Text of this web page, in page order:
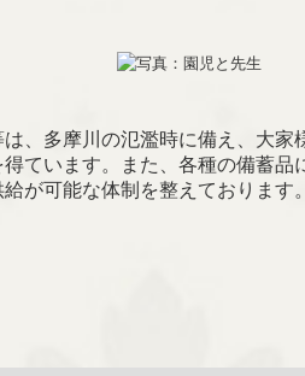
、多摩川の氾濫時に備え、大家
得ています。また、各種の備蓄品
が可能な体制を整えております。